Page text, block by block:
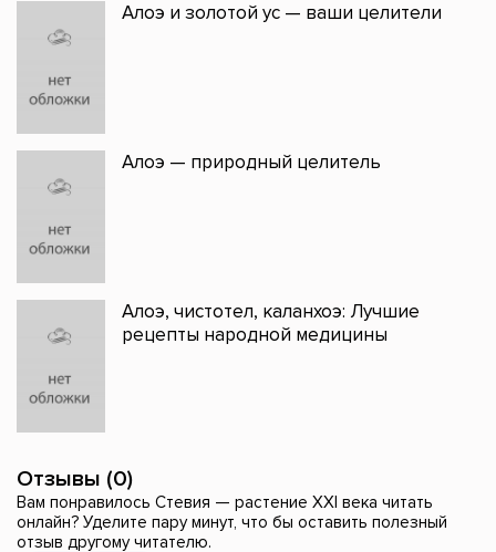
Алоэ и золотой ус — ваши целители
Алоэ — природный целитель
Алоэ, чистотел, каланхоэ: Лучшие
рецепты народной медицины
Отзывы (0)
Вам понравилось Стевия — растение XXI века читать
онлайн? Уделите пару минут, что бы оставить полезный
отзыв другому читателю.